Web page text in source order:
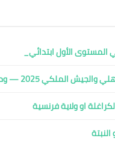
المستوى الأول ابتدائي_
2025 — وما تبعها من ردود فعل:
او ولاية فرنسية